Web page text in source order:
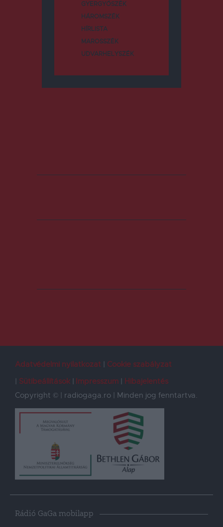
GYERGYÓSZÉK
HÁROMSZÉK
HÍRLISTA
MAROSSZÉK
UDVARHELYSZÉK
Adatvédelmi nyilatkozat
Cookie szabályzat
Sütibeállítások
Impresszum
Hibajelentés
Copyright © | radiogaga.ro | Minden jog fenntartva.
Rádió GaGa mobilapp